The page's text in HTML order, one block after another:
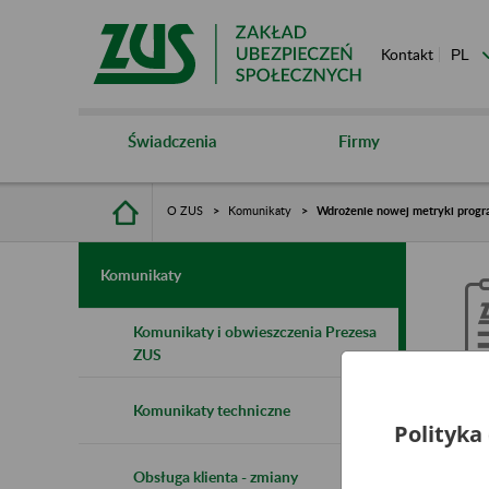
Kontakt
Świadczenia Firmy
O ZUS Komunikaty Wdrożenie nowej metryki
Komunikaty
Komunikaty i obwieszczenia Prezesa
ZUS
Komunikaty techniczne
Obsługa klienta - zmiany
Polityka